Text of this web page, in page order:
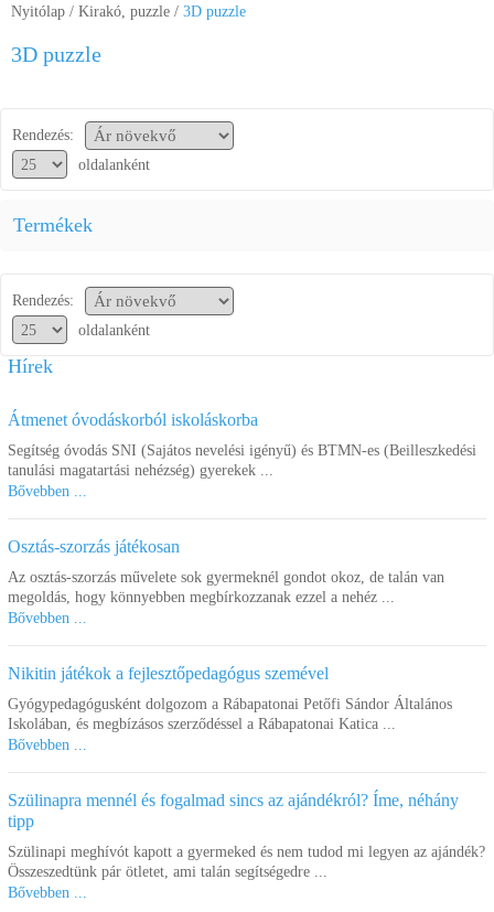
Letöltések
Nyitólap / Kirakó, puzzle / 3D puzzle
3D puzzle
Rendezés:
oldalanként
Termékek
Rendezés:
oldalanként
Hírek
Átmenet óvodáskorból iskoláskorba
Segítség óvodás SNI (Sajátos nevelési igényű) és BTMN-es (Beilleszkedési
tanulási magatartási nehézség) gyerekek ...
Bővebben ...
Osztás-szorzás játékosan
Az osztás-szorzás művelete sok gyermeknél gondot okoz, de talán van
megoldás, hogy könnyebben megbírkozzanak ezzel a nehéz ...
Bővebben ...
Nikitin játékok a fejlesztőpedagógus szemével
Gyógypedagógusként dolgozom a Rábapatonai Petőfi Sándor Általános
Iskolában, és megbízásos szerződéssel a Rábapatonai Katica ...
Bővebben ...
Szülinapra mennél és fogalmad sincs az ajándékról? Íme, néhány
tipp
Szülinapi meghívót kapott a gyermeked és nem tudod mi legyen az ajándék?
Összeszedtünk pár ötletet, ami talán segítségedre ...
Bővebben ...